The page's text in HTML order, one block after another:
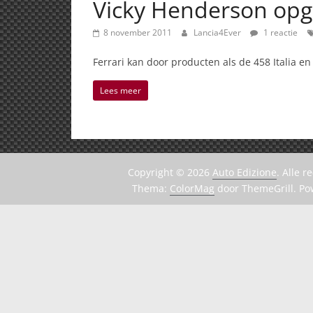
Vicky Henderson
8 november 2011 Lancia4Ever 1 reactie
Ferrari kan door producten als de 458 Italia
Lees meer
Copyright © 2026 Auto Edizione. Alle
Thema: ColorMag door ThemeGrill.